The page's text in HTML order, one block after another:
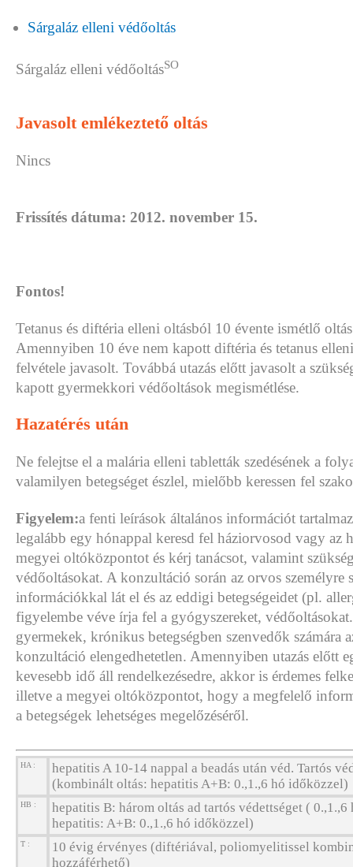
Sárgaláz elleni védőoltás
Sárgaláz elleni védőoltásSO
Javasolt emlékeztető oltás
Nincs
Frissítés dátuma: 2012. november 15.
Fontos!
Tetanus és diftéria elleni oltásból 10 évente ismétlő
Amennyiben 10 éve nem kapott diftéria és tetanus
felvétele javasolt. Továbbá utazás előtt javasolt a
kapott gyermekkori védőoltások megismétlése.
Hazatérés után
Ne felejtse el a malária elleni tabletták szedésének a
valamilyen betegséget észlel, mielőbb keressen fel
Figyelem:a fenti leírások általános információt
legalább egy hónappal keresd fel háziorvosod vagy az
megyei oltóközpontot és kérj tanácsot, valamint
védőoltásokat. A konzultáció során az orvos személyre
információkkal lát el és az eddigi betegségeidet (pl.
figyelembe véve írja fel a gyógyszereket,
gyermekek, krónikus betegségben szenvedők számára
konzultáció elengedhetetlen. Amennyiben utazás előtt
kevesebb idő áll rendelkezésedre, akkor is érdemes
illetve a megyei oltóközpontot, hogy a megfelelő
a betegségek lehetséges megelőzéséről.
HA :
hepatitis A 10-14 nappal a beadás után véd. Tartós
(kombinált oltás: hepatitis A+B: 0.,1.,6 hó időközzel)
HB :
hepatitis B: három oltás ad tartós védettséget (
hepatitis: A+B: 0.,1.,6 hó időközzel)
T :
10 évig érvényes (diftériával, poliomyelitissel
hozzáférhető)